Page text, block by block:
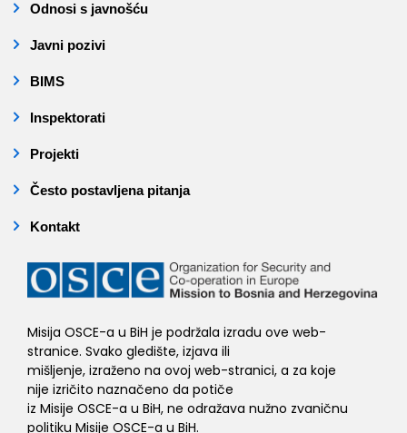
Odnosi s javnošću
Javni pozivi
BIMS
Inspektorati
Projekti
Često postavljena pitanja
Kontakt
Misija OSCE-a u BiH je podržala izradu ove web-
stranice. Svako gledište, izjava ili
mišljenje, izraženo na ovoj web-stranici, a za koje
nije izričito naznačeno da potiče
iz Misije OSCE-a u BiH, ne odražava nužno zvaničnu
politiku Misije OSCE-a u BiH.